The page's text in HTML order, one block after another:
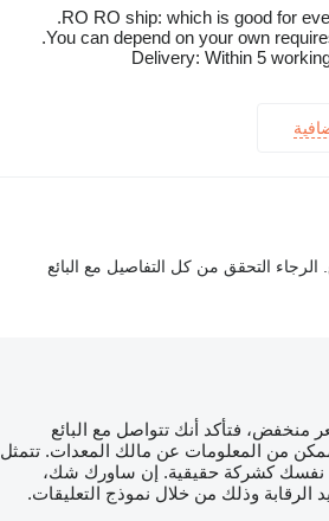
You can depend on your own
Delivery: Within 5
التحقق من كل التفاصيل مع البائع
منخفض، فتأكد أنك تتواصل مع البائع
من المعلومات عن مالك المعدات. تتمثل
كشركة حقيقية. إن ساورك شك،
وذلك من خلال نموذج التعليقات.